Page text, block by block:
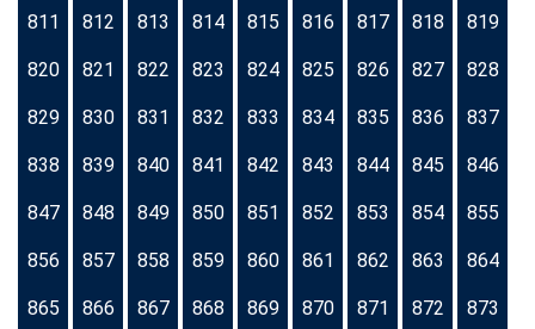
811 812 813 814 815 816 817 818 819
820 821 822 823 824 825 826 827 828
829 830 831 832 833 834 835 836 837
838 839 840 841 842 843 844 845 846
847 848 849 850 851 852 853 854 855
856 857 858 859 860 861 862 863 864
865 866 867 868 869 870 871 872 873